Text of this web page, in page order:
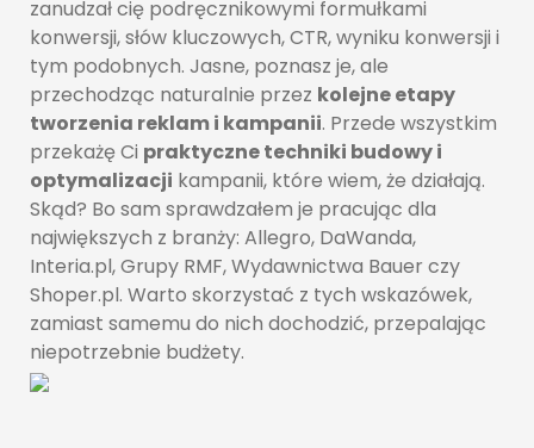
zanudzał cię podręcznikowymi formułkami
konwersji, słów kluczowych, CTR, wyniku konwersji i
tym podobnych. Jasne, poznasz je, ale
przechodząc naturalnie przez kolejne etapy
tworzenia reklam i kampanii. Przede wszystkim
przekażę Ci praktyczne techniki budowy i
optymalizacji kampanii, które wiem, że działają.
Skąd? Bo sam sprawdzałem je pracując dla
największych z branży: Allegro, DaWanda,
Interia.pl, Grupy RMF, Wydawnictwa Bauer czy
Shoper.pl. Warto skorzystać z tych wskazówek,
zamiast samemu do nich dochodzić, przepalając
niepotrzebnie budżety.